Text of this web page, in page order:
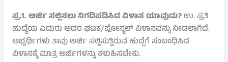
ಪ್ರ.1. ಅರ್ಜಿ ಸಲ್ಲಿಸಲು ನಿಗದಿಪಡಿಸಿದ ವಿಳಾಸ ಯಾವುದು?ಉ. ಪ್ರತಿ
ಹುದ್ದೆಯ ಎದುರು ಅದರ ಘಟಕ/ಪೋಸ್ಟಲ್ ವಿಳಾಸವನ್ನು ನೀಡಲಾಗಿದೆ.
ಅಭ್ಯರ್ಥಿಗಳು ತಾವು ಅರ್ಜಿ ಸಲ್ಲಿಸುತ್ತಿರುವ ಹುದ್ದೆಗೆ ಸಂಬಂಧಿಸಿದ
ವಿಳಾಸಕ್ಕೆ ಮಾತ್ರ ಅರ್ಜಿಗಳನ್ನು ಕಳುಹಿಸಬೇಕು.